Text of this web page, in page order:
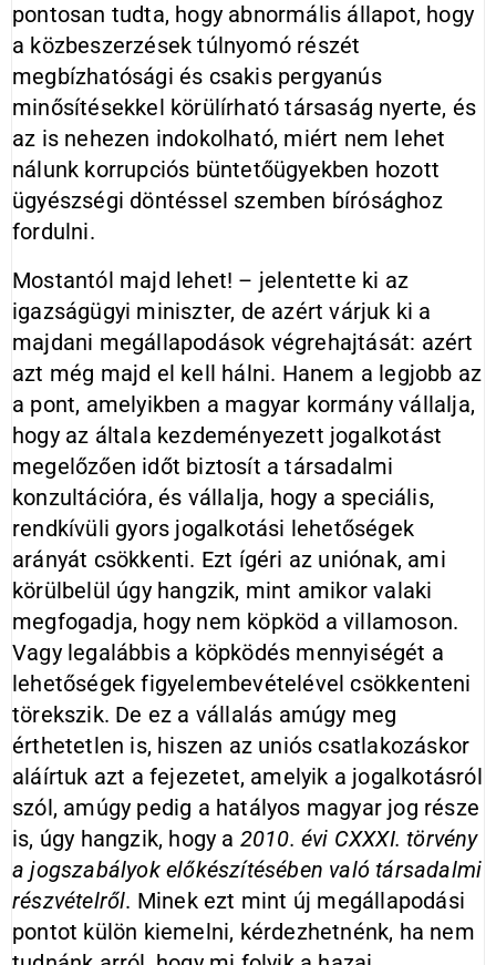
pontosan tudta, hogy abnormális állapot, hogy
a közbeszerzések túlnyomó részét
megbízhatósági és csakis pergyanús
minősítésekkel körülírható társaság nyerte, és
az is nehezen indokolható, miért nem lehet
nálunk korrupciós büntetőügyekben hozott
ügyészségi döntéssel szemben bírósághoz
fordulni.
Mostantól majd lehet! – jelentette ki az
igazságügyi miniszter, de azért várjuk ki a
majdani megállapodások végrehajtását: azért
azt még majd el kell hálni. Hanem a legjobb az
a pont, amelyikben a magyar kormány vállalja,
hogy az általa kezdeményezett jogalkotást
megelőzően időt biztosít a társadalmi
konzultációra, és vállalja, hogy a speciális,
rendkívüli gyors jogalkotási lehetőségek
arányát csökkenti. Ezt ígéri az uniónak, ami
körülbelül úgy hangzik, mint amikor valaki
megfogadja, hogy nem köpköd a villamoson.
Vagy legalábbis a köpködés mennyiségét a
lehetőségek figyelembevételével csökkenteni
törekszik. De ez a vállalás amúgy meg
érthetetlen is, hiszen az uniós csatlakozáskor
aláírtuk azt a fejezetet, amelyik a jogalkotásról
szól, amúgy pedig a hatályos magyar jog része
is, úgy hangzik, hogy a 2010. évi CXXXI. törvény
a jogszabályok előkészítésében való társadalmi
részvételről. Minek ezt mint új megállapodási
pontot külön kiemelni, kérdezhetnénk, ha nem